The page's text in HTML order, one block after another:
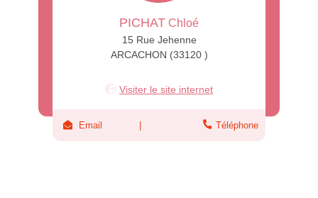
PICHAT Chloé
15 Rue Jehenne
ARCACHON (33120 )
Visiter le site internet
Email Téléphone